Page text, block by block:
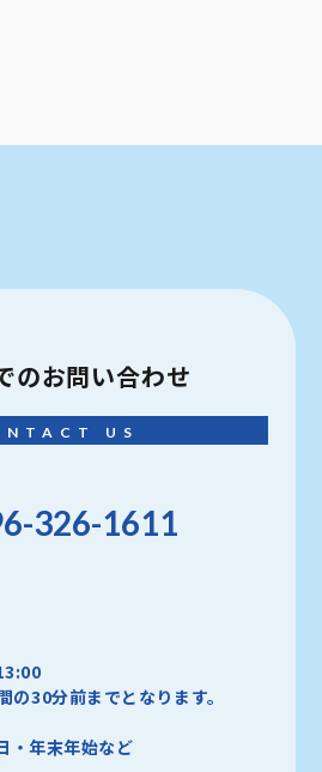
のお問い合わせ
US
326-1611
の30分前までとなります。
・年末年始など